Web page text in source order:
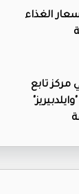
الغذاء
مركز تابع